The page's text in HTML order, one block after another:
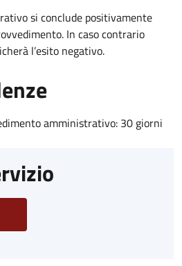
si conclude positivamente
In caso contrario
l’esito negativo.
amministrativo: 30 giorni